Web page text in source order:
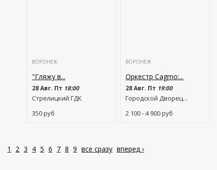
ВОРОНЕЖ
"Гляжу в...
28 Авг. Пт 18:00
Стрелицкий ГДК
350руб
ВОРОНЕЖ
Оркестр Cagmo:...
28 Авг. Пт 19:00
Городской Дворец...
2 100 - 4 900руб
1 2 3 4 5 6 7 8 9 все сразу вперед ›